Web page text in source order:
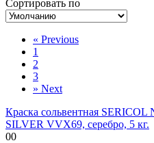
Сортировать по
« Previous
1
2
3
» Next
Краска сольвентная
SILVER VVX69, серебро, 5 кг.
00